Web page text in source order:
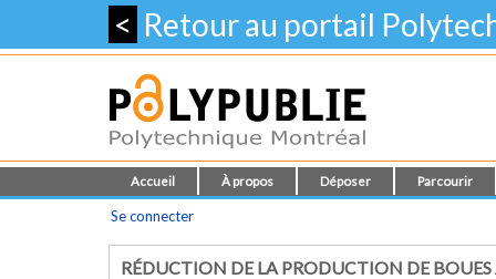
< Retour au portail
Accueil À propos Déposer Parcourir
Se connecter
RÉDUCTION DE LA PRODUCTION DE BOUES